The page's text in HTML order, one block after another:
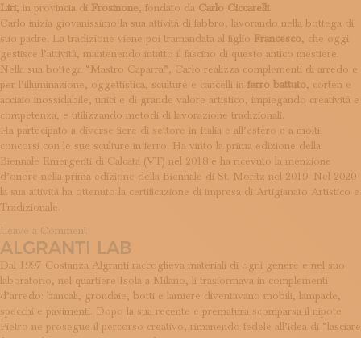
Liri, in provincia di Frosinone, fondato da Carlo Ciccarelli.
Carlo inizia giovanissimo la sua attività di fabbro, lavorando nella bottega di
suo padre. La tradizione viene poi tramandata al figlio Francesco, che oggi
gestisce l’attività, mantenendo intatto il fascino di questo antico mestiere.
Nella sua bottega “Mastro Caparra”, Carlo realizza complementi di arredo e
per l’illuminazione, oggettistica, sculture e cancelli in ferro battuto, corten e
acciaio inossidabile, unici e di grande valore artistico, impiegando creatività e
competenza, e utilizzando metodi di lavorazione tradizionali.
Ha partecipato a diverse fiere di settore in Italia e all’estero e a molti
concorsi con le sue sculture in ferro. Ha vinto la prima edizione della
Biennale Emergenti di Calcata (VT) nel 2018 e ha ricevuto la menzione
d’onore nella prima edizione della Biennale di St. Moritz nel 2019. Nel 2020
la sua attività ha ottenuto la certificazione di impresa di Artigianato Artistico e
Tradizionale.
Leave a Comment
Mastro
Caparra
Francesco
Ciccarelli
ALGRANTI LAB
Dal 1997 Costanza Algranti raccoglieva materiali di ogni genere e nel suo
laboratorio, nel quartiere Isola a Milano, li trasformava in complementi
d’arredo: bancali, grondaie, botti e lamiere diventavano mobili, lampade,
specchi e pavimenti. Dopo la sua recente e prematura scomparsa il nipote
Pietro ne prosegue il percorso creativo, rimanendo fedele all’idea di “lasciare